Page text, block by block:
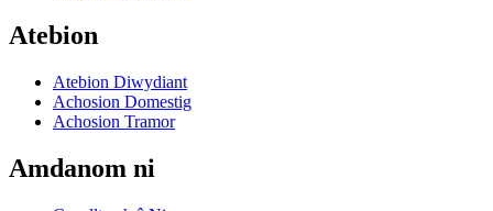
Atebion
Atebion Diwydiant
Achosion Domestig
Achosion Tramor
Amdanom ni